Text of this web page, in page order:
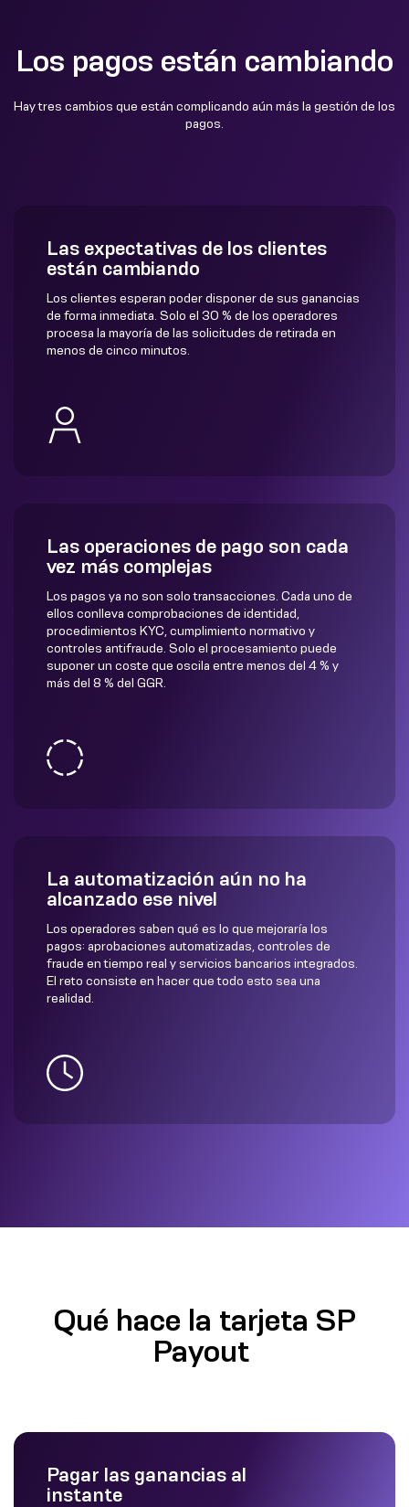
Los pagos están cambiando
Hay tres cambios que están complicando aún más la gestión de los
pagos.
Las expectativas de los clientes
están cambiando
Los clientes esperan poder disponer de sus ganancias
de forma inmediata. Solo el 30 % de los operadores
procesa la mayoría de las solicitudes de retirada en
menos de cinco minutos.
Las operaciones de pago son cada
vez más complejas
Los pagos ya no son solo transacciones. Cada uno de
ellos conlleva comprobaciones de identidad,
procedimientos KYC, cumplimiento normativo y
controles antifraude. Solo el procesamiento puede
suponer un coste que oscila entre menos del 4 % y
más del 8 % del GGR.
La automatización aún no ha
alcanzado ese nivel
Los operadores saben qué es lo que mejoraría los
pagos: aprobaciones automatizadas, controles de
fraude en tiempo real y servicios bancarios integrados.
El reto consiste en hacer que todo esto sea una
realidad.
Qué hace la tarjeta SP
Payout
Pagar las ganancias al
instante